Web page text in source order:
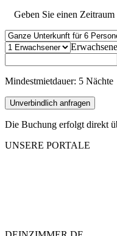
Geben Sie einen
Erwachsene
Mindestmietdauer: 5 Nächte
Unverbindlich anfragen
Die Buchung erfolgt direkt
UNSERE PORTALE